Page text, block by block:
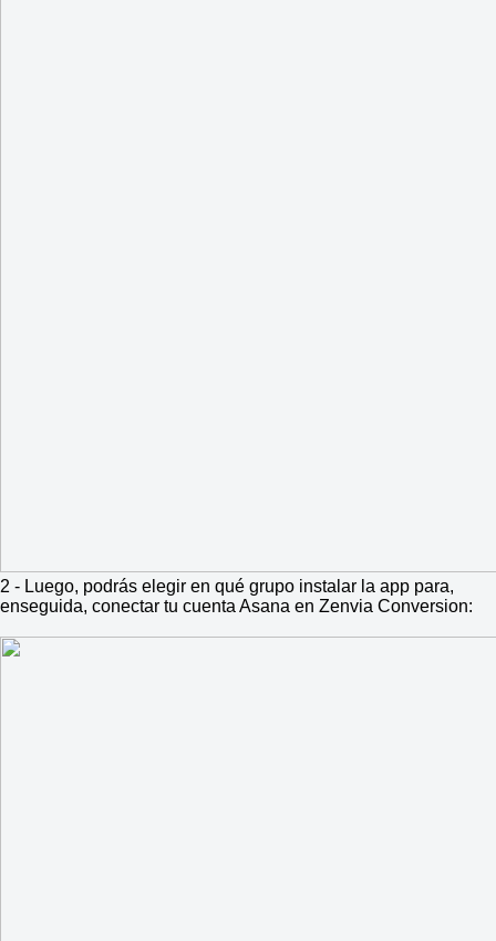
2 - Luego, podrás elegir en qué grupo instalar la app para,
enseguida, conectar tu cuenta Asana en Zenvia Conversion: